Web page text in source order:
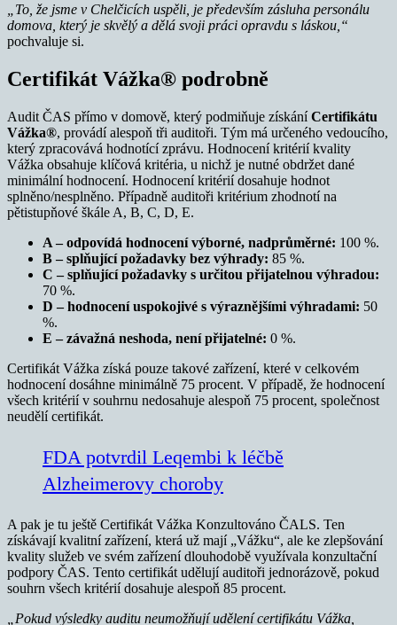
„To, že jsme v Chelčicích uspěli, je především zásluha personálu
domova, který je skvělý a dělá svoji práci opravdu s láskou, “
pochvaluje si.
Certifikát Vážka® podrobně
Audit ČAS přímo v domově, který podmiňuje získáníCertifikátu
Vážka®, provádí alespoň tři auditoři. Tým má určeného vedoucího,
který zpracovává hodnotící zprávu. Hodnocení kritérií kvality
Vážka obsahuje klíčová kritéria, u nichž je nutné obdržet dané
minimální hodnocení. Hodnocení kritérií dosahuje hodnot
splněno/nesplněno. Případně auditoři kritérium zhodnotí na
pětistupňové škále A, B, C, D, E.
A – odpovídá hodnocení výborné, nadprůměrné: 100 %.
B – splňující požadavky bez výhrady: 85 %.
C – splňující požadavky s určitou přijatelnou výhradou:
70 %.
D – hodnocení uspokojivé s výraznějšími výhradami: 50
%.
E – závažná neshoda, není přijatelné: 0 %.
Certifikát Vážka získá pouze takové zařízení, které v celkovém
hodnocení dosáhne minimálně 75 procent. V případě, že hodnocení
všech kritérií v souhrnu nedosahuje alespoň 75 procent, společnost
neudělí certifikát.
FDA potvrdil Leqembi k léčbě
Alzheimerovy choroby
A pak je tu ještě Certifikát Vážka Konzultováno ČALS. Ten
získávají kvalitní zařízení, která už mají „Vážku“, ale ke zlepšování
kvality služeb ve svém zařízení dlouhodobě využívala konzultační
podpory ČAS. Tento certifikát udělují auditoři jednorázově, pokud
souhrn všech kritérií dosahuje alespoň 85 procent.
„Pokud výsledky auditu neumožňují udělení certifikátu Vážka,